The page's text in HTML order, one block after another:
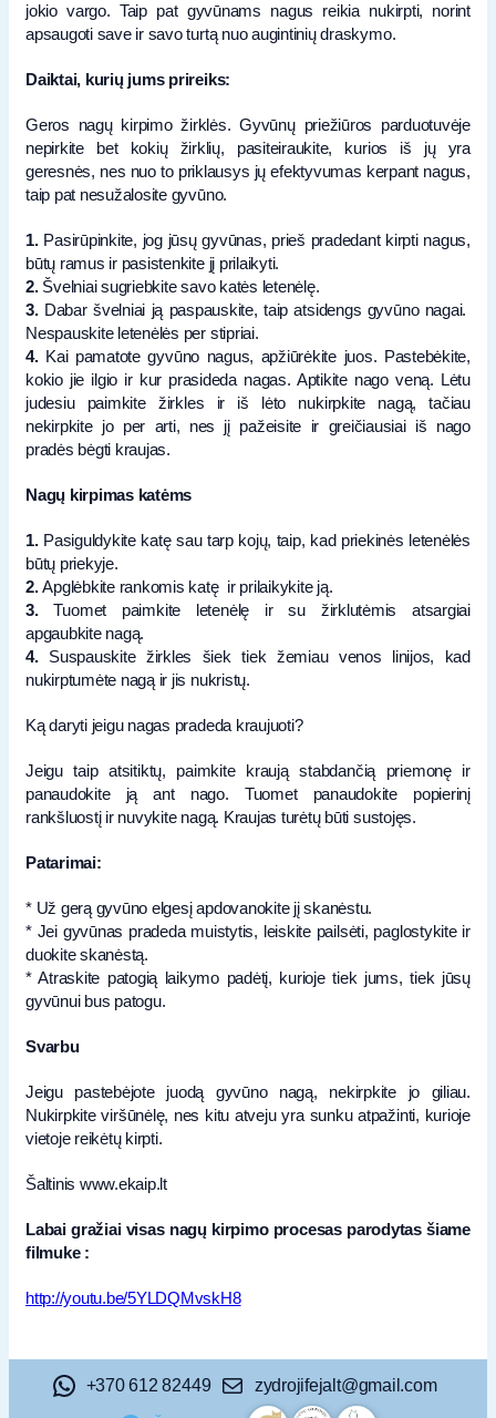
jokio vargo. Taip pat gyvūnams nagus reikia nukirpti, norint
apsaugoti save ir savo turtą nuo augintinių draskymo.
Daiktai, kurių jums prireiks:
Geros nagų kirpimo žirklės. Gyvūnų priežiūros parduotuvėje
nepirkite bet kokių žirklių, pasiteiraukite, kurios iš jų yra
geresnės, nes nuo to priklausys jų efektyvumas kerpant nagus,
taip pat nesužalosite gyvūno.
1.Pasirūpinkite, jog jūsų gyvūnas, prieš pradedant kirpti nagus,
būtų ramus ir pasistenkite jį prilaikyti.
2.Švelniai sugriebkite savo katės letenėlę.
3.Dabar švelniai ją paspauskite, taip atsidengs gyvūno nagai.
Nespauskite letenėlės per stipriai.
4.Kai pamatote gyvūno nagus, apžiūrėkite juos. Pastebėkite,
kokio jie ilgio ir kur prasideda nagas. Aptikite nago veną. Lėtu
judesiu paimkite žirkles ir iš lėto nukirpkite nagą, tačiau
nekirpkite jo per arti, nes jį pažeisite ir greičiausiai iš nago
pradės bėgti kraujas.
Nagų kirpimas katėms
1. Pasiguldykite katę sau tarp kojų, taip, kad priekinės letenėlės
būtų priekyje.
2.Apglėbkite rankomis katę ir prilaikykite ją.
3.Tuomet paimkite letenėlę ir su žirklutėmis atsargiai
apgaubkite nagą.
4.Suspauskite žirkles šiek tiek žemiau venos linijos, kad
nukirptumėte nagą ir jis nukristų.
Ką daryti jeigu nagas pradeda kraujuoti?
Jeigu taip atsitiktų, paimkite kraują stabdančią priemonę ir
panaudokite ją ant nago. Tuomet panaudokite popierinį
rankšluostį ir nuvykite nagą. Kraujas turėtų būti sustojęs.
Patarimai:
* Už gerą gyvūno elgesį apdovanokite jį skanėstu.
* Jei gyvūnas pradeda muistytis, leiskite pailsėti, paglostykite ir
duokite skanėstą.
* Atraskite patogią laikymo padėtį, kurioje tiek jums, tiek jūsų
gyvūnui bus patogu.
Svarbu
Jeigu pastebėjote juodą gyvūno nagą, nekirpkite jo giliau.
Nukirpkite viršūnėlę, nes kitu atveju yra sunku atpažinti, kurioje
vietoje reikėtų kirpti.
Šaltinis www.ekaip.lt
Labai gražiai visas nagų kirpimo procesas parodytas šiame
filmuke :
http://youtu.be/5YLDQMvskH8
+370 612 82449 zydrojifejalt@gmail.com